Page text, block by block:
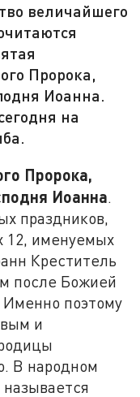
величайшего
Пророка,
Иоанна.
на
Пророка,
Иоанна.
праздников,
12, именуемых
Креститель
после Божией
поэтому
и
В народном